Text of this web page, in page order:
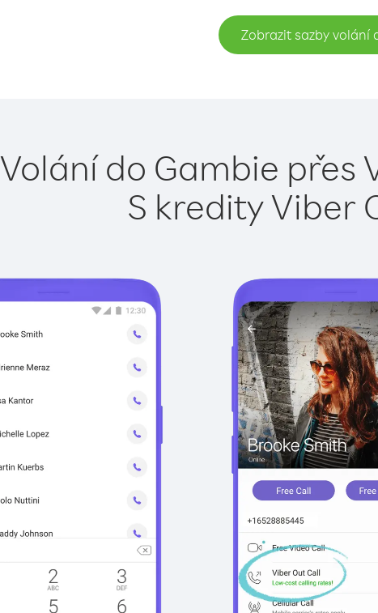
Zobrazit sazby volání
Volání do Gambie přes
S kredity Viber